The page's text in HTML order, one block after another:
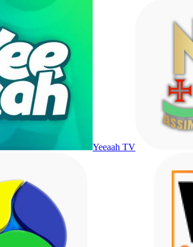
Yeeaah TV